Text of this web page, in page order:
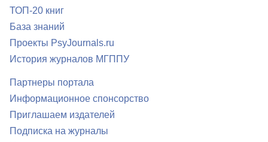
ТОП-20 книг
База знаний
Проекты PsyJournals.ru
История журналов МГППУ
Партнеры портала
Информационное спонсорство
Приглашаем издателей
Подписка на журналы